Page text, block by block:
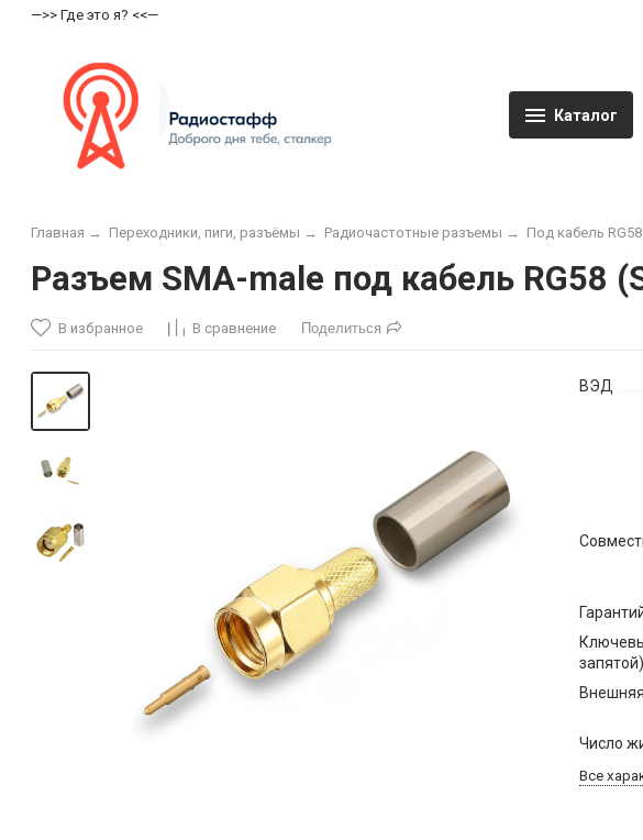
—>> Где это я? <<—
Каталог
Главная → Переходники, пиги, разъёмы → Радиочастотные разъемы → Под кабель RG58
Разъем SMA-male под кабель RG58
В избранное В сравнение Поделиться
ВЭД
запятой)
Число
Все